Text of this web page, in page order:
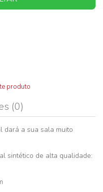
produto
(0)
dará a sua sala muito
sintético de alta qualidade: